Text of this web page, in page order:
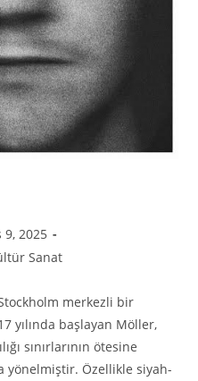
9, 2025
Sanat
merkezli bir
yılında başlayan Möller,
sınırlarının ötesine
yönelmiştir. Özellikle siyah-